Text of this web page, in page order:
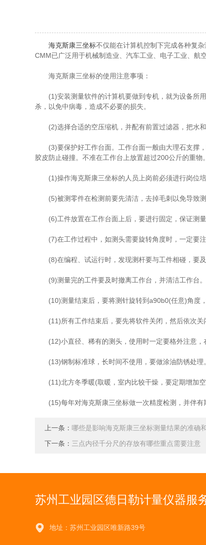
海克斯康三坐标不仅能在计算机控制下完成各种复
CMM已广泛用于机械制造业、汽车工业、电子工业、航
海克斯康三坐标的使用注意事项：
(1)安装测量软件的计算机要做到专机，就为设备所用
杀，以免中病毒，造成不必要的损失。
(2)选择合适的空压缩机，并配有前置过滤器，把水和
(3)要保护好工作台面。工作台面一般由大理石支撑，
胶皮防止碰撞。不准在工作台上放置超过200公斤的重物。
(1)操作海克斯康三坐标的人员上岗前必须进行岗位培
(5)被测零件在检测前要先清洁，去掉毛刺以免导致测
(6)工件放置在工作台面上后，要进行固定，保证测量
(7)在工作过程中，如测头需要旋转角度时，一定要注
(8)在编程、试运行时，发现测杆要与工件相碰，要及
(9)测量完的工件要及时撤离工作台，并清洁工作台。
(10)测量结束后，要将测针旋转到a90b0(任意)角度，
(11)所有工作结束后，要先将软件关闭，然后依次关
(12)小直径、稀有的测头，使用时一定要格外注意，
(13)钢制标准球，长时间不使用，要做涂油防锈处理。
(11)北方冬季暖(取暖，室内比较干燥，要定期增加空
(15)每年对海克斯康三坐标做一次精度检测，并伴有
上一条： 哪些是影响海克斯康三坐标测量结果的准确
下一条： 三点内径千分尺的存放有哪些重点需要注意
苏州工业园区德日勒计量仪器服
地址：苏州工业园区唯新路39号